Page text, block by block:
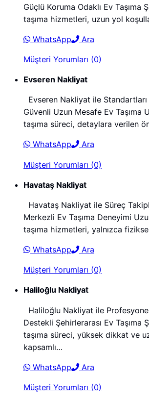
Güçlü Koruma Odaklı Ev Taşıma
taşıma hizmetleri, uzun yol
WhatsApp Ara
Müşteri Yorumları (0)
Evseren Nakliyat
Evseren Nakliyat ile
Güvenli Uzun Mesafe Ev Taşıma
taşıma süreci, detaylara verilen
WhatsApp Ara
Müşteri Yorumları (0)
Havataş Nakliyat
Havataş Nakliyat ile Süreç
Merkezli Ev Taşıma Deneyimi
taşıma hizmetleri, yalnızca
WhatsApp Ara
Müşteri Yorumları (0)
Haliloğlu Nakliyat
Haliloğlu Nakliyat ile
Destekli Şehirlerarası Ev Taşıma
taşıma süreci, yüksek dikkat ve
kapsamlı…
WhatsApp Ara
Müşteri Yorumları (0)